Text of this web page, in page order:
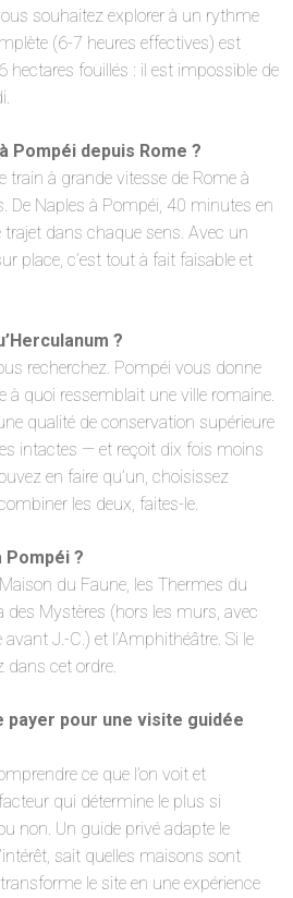
souhaitez explorer à un rythme
(6-7 heures effectives) est
hectares fouillés : il est impossible de
Pompéi depuis Rome ?
train à grande vitesse de Rome à
De Naples à Pompéi, 40 minutes en
trajet dans chaque sens. Avec un
place, c’est tout à fait faisable et
?
recherchez. Pompéi vous donne
à quoi ressemblait une ville romaine.
qualité de conservation supérieure
intactes — et reçoit dix fois moins
en faire qu’un, choisissez
les deux, faites-le.
Pompéi ?
du Faune, les Thermes du
des Mystères (hors les murs, avec
J.-C.) et l’Amphithéâtre. Si le
cet ordre.
payer pour une visite guidée
ce que l’on voit et
qui détermine le plus si
non. Un guide privé adapte le
sait quelles maisons sont
le site en une expérience